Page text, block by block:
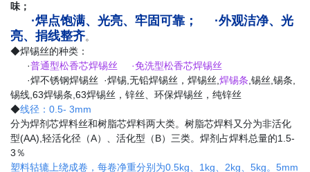
味；
·焊点饱满、光亮、牢固可靠； ·外观洁净、光
亮、捐线整齐。
◆焊锡丝的种类：
·普通型松香芯焊锡丝 ·免洗型松香芯焊锡丝
·焊不锈钢焊锡丝 ·焊锡,无铅焊锡丝，焊锡丝, 焊锡条 ,锡丝,锡条,
锡线,63焊锡条,63焊锡丝，锌丝、环保焊锡丝，纯锌丝
◆线径：0.5- 3mm
分为焊剂芯焊料丝和树脂芯焊料两大类。树脂芯焊料又分为非活化
型(AA),轻活化径（A）、活化型（B）三类。焊剂占焊料总量的1.5-
3％
塑料轱辘上绕成卷，每卷净重分别为0.5kg、1kg、2kg、5kg。5mm